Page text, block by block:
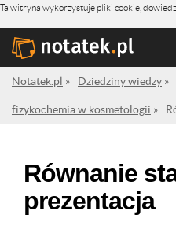
Ta witryna wykorzystuje pliki cookie,
Notatek.pl » Dziedziny wiedzy »
fizykochemia w kosmetologii »
Równanie
prezentacja